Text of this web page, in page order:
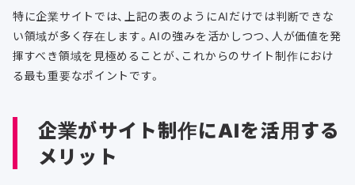
特に企業サイトでは、上記の表のようにAIだけでは判断できな
い領域が多く存在します。AIの強みを活かしつつ、人が価値を発
揮すべき領域を見極めることが、これからのサイト制作におけ
る最も重要なポイントです。
企業がサイト制作にAIを活用する
メリット